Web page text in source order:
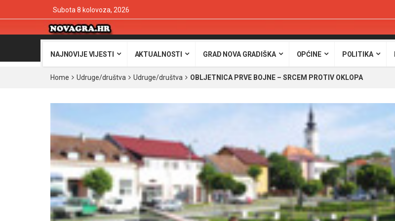
Subota 8 kolovoza, 2026
NAJNOVIJE VIJESTI AKTUALNOSTI GRAD NOVA GRADIŠKA OPĆINE POLITIKA
Home Udruge/društva Udruge/društva OBLJETNICA PRVE BOJNE – SRCEM PROTIV OKLOPA